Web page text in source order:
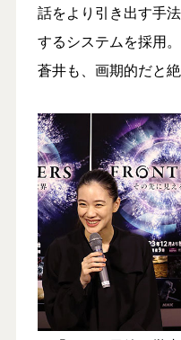
話をより引き出す手
するシステムを採用
蒼井も、画期的だと絶